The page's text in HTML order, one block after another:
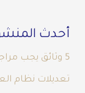
أحدث
5 وثائق يجب مراجعتها قانونياً قبل شراء عقار تجاري.
تعديلات نظام